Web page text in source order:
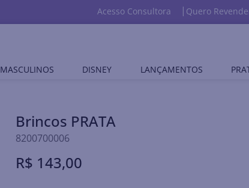
Acesso Consultora Quero
MASCULINOS DISNEY LANÇAMENTOS
Brincos PRATA
8200700006
R$ 143,00